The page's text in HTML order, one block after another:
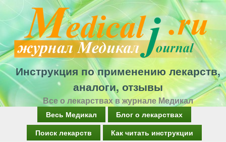
Перейти
к
основному
содержанию
Инструкция по применению лекарств,
аналоги, отзывы
Все о лекарствах в журнале Медикал
Весь Медикал
Блог о лекарствах
Поиск лекарств
Как читать инструкции